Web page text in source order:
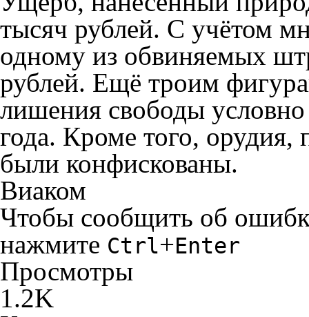
тысяч рублей. С учётом
одному из обвиняемых
рублей. Ещё троим
лишения свободы
года. Кроме того,
были конфискованы.
Виаком
Чтобы сообщить об
нажмите Ctrl+Enter
Просмотры
1.2K